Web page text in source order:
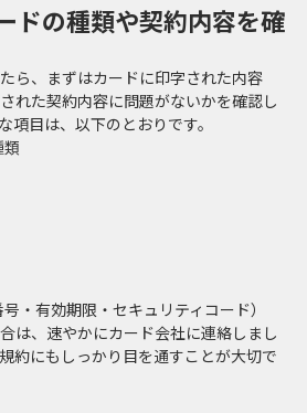
ドの種類や契約内容を確
ら、まずはカードに印字された内容
れた契約内容に問題がないかを確認し
項目は、以下のとおりです。
・有効期限・セキュリティコード）
は、速やかにカード会社に連絡しまし
約にもしっかり目を通すことが大切で